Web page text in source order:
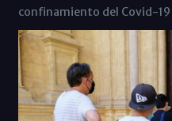
confinamiento del Covid-19